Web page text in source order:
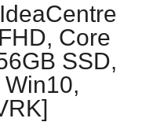
Core
SSD,
Win10,